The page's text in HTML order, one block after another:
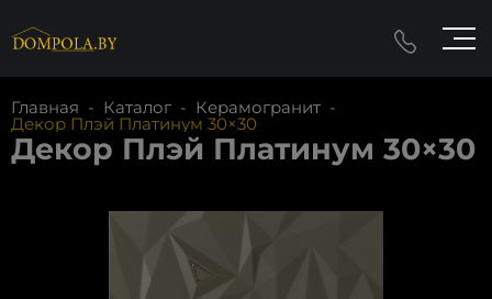
Главная - Каталог - Керамогранит -
Декор Плэй Платинум 30×30
Декор Плэй Платинум 30×30